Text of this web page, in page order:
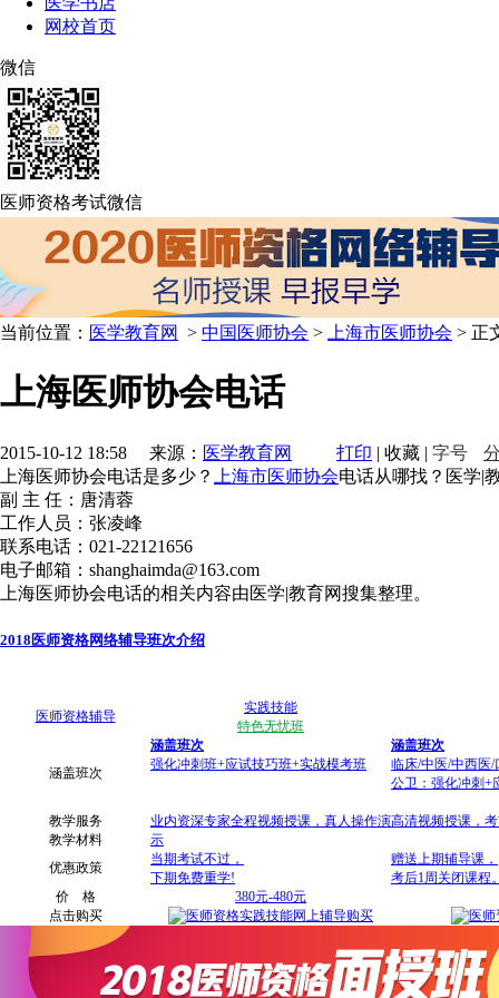
网校首页
微信
医师资格考试微信
当前位置： 医学教育网 > 中国医师协会 > 上海市医师协会 > 正
上海医师协会电话
2015-10-12 18:58 来源： 医学教育网 打印 | 收藏 | 字号
上海医师协会电话是多少？
上海市医师协会电话从哪找？医学|
副 主 任：唐清蓉
工作人员：张凌峰
联系电话：021-22121656
电子邮箱：shanghaimda@163.com
上海医师协会电话的相关内容由医学|教育网搜集整理。
2018医师资格网络辅导班次介绍
医师资格辅导
实践技能
特色无忧班
涵盖班次
涵盖班次
强化冲刺班+应试技巧班+实战模考班
涵盖班次
临床/中医/中西医
公卫：强化冲刺+
教学服务
教学材料
业内资深专家全程视频授课，真人操作演
示
高清视频授课，
优惠政策
当期考试不过，
下期免费重学!
赠送上期辅导课，
考后1周关闭课程
价 格
380元-480元
点击购买